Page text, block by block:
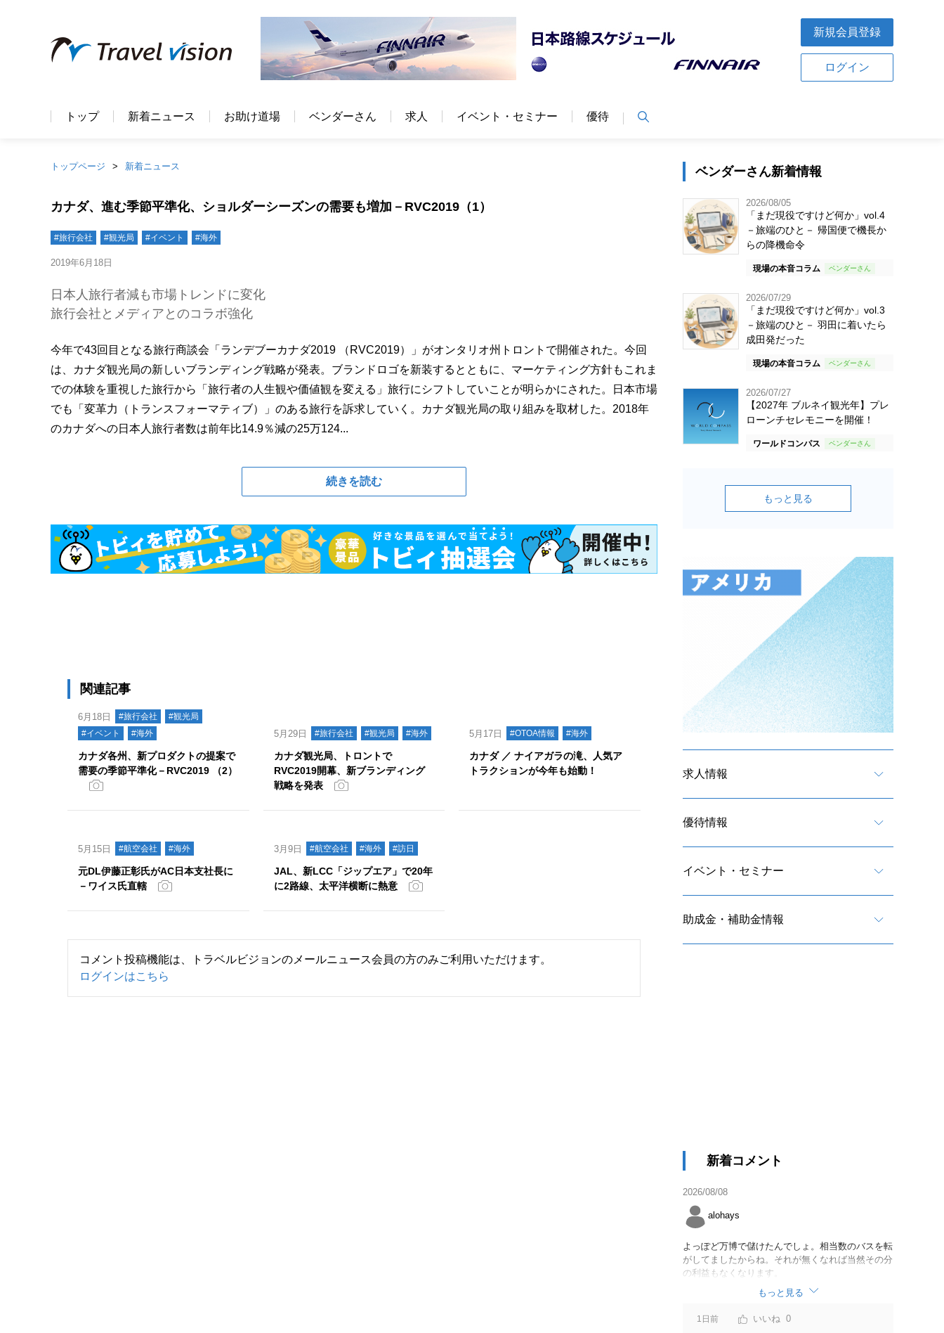
新規会員登録
ログイン
トップ 新着ニュース お助け道場 ベンダーさん 求人 イベント・セミナー 優待
トップページ 新着ニュース
カナダ、進む季節平準化、ショルダーシーズンの需要も増加－RVC2019（1）
#旅行会社 #観光局 #イベント #海外
2019年6月18日
日本人旅行者減も市場トレンドに変化
旅行会社とメディアとのコラボ強化
今年で43回目となる旅行商談会「ランデブーカナダ2019 （RVC2019）」がオンタリオ州トロントで開催された。今回
は、カナダ観光局の新しいブランディング戦略が発表。ブランドロゴを新装するとともに、マーケティング方針もこれま
での体験を重視した旅行から「旅行者の人生観や価値観を変える」旅行にシフトしていことが明らかにされた。日本市場
でも「変革力（トランスフォーマティブ）」のある旅行を訴求していく。カナダ観光局の取り組みを取材した。2018年
のカナダへの日本人旅行者数は前年比14.9％減の25万124...
続きを読む
関連記事
6月18日 #旅行会社
#観光局
#イベント
#海外
カナダ各州、新プロダクトの提案で
需要の季節平準化－RVC2019 （2）
5月29日 #旅行会社 #観光局 #海外
カナダ観光局、トロントで
RVC2019開幕、新ブランディング
戦略を発表
5月17日 #OTOA情報 #海外
カナダ ／ ナイアガラの滝、人気ア
トラクションが今年も始動！
5月15日 #航空会社 #海外
元DL伊藤正彰氏がAC日本支社長に
－ワイス氏直轄
3月9日 #航空会社 #海外 #訪日
JAL、新LCC「ジップエア」で20年
に2路線、太平洋横断に熱意
コメント投稿機能は、トラベルビジョンのメールニュース会員の方のみご利用いただけます。
ログインはこちら
ベンダーさん新着情報
2026/08/05
「まだ現役ですけど何か」vol.4
－旅端のひと－ 帰国便で機長か
らの降機命令
現場の本音コラム
2026/07/29
「まだ現役ですけど何か」vol.3
－旅端のひと－ 羽田に着いたら
成田発だった
現場の本音コラム
2026/07/27
【2027年 ブルネイ観光年】プレ
ローンチセレモニーを開催！
ワールドコンパス
もっと見る
求人情報
優待情報
イベント・セミナー
助成金・補助金情報
新着コメント
2026/08/08
alohays
よっぽど万博で儲けたんでしょ。相当数のバスを転
がしてましたからね。それが無くなれば当然その分
の利益もなくなります。
もっと見る
1日前 0